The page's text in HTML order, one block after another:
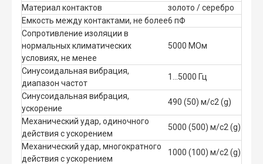
Материал контактов
золото / серебро
Емкость между контактами, не более6 пФ
Сопротивление изоляции в
нормальных климатических
условиях, не менее
5000 МОм
Синусоидальная вибрация,
диапазон частот
1...5000 Гц
Синусоидальная вибрация,
ускорение
490 (50) м/с2 (g)
Механический удар, одиночного
действия с ускорением
5000 (500) м/с2 (g)
Механический удар, многократного
действия с ускорением
1000 (100) м/с2 (g)